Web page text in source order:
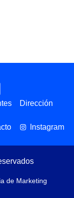
Dirección
Instagram
de Marketing